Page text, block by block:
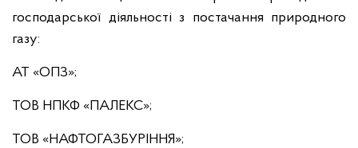
господарської діяльності з постачання природного
газу:
АТ «ОПЗ»;
ТОВ НПКФ «ПАЛЕКС»;
ТОВ «НАФТОГАЗБУРІННЯ»;